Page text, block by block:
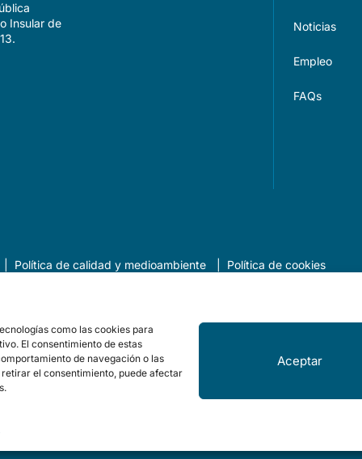
como las cookies para
El consentimiento de estas
de navegación o las
el consentimiento, puede afectar
Aceptar
Insular de
Noticias
Empleo
FAQs
Política de calidad y medioambiente Política de cookies
del Cabildo de Tenerife